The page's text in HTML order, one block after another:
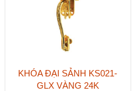
KHÓA ĐẠI SẢNH KS021-
GLX VÀNG 24K